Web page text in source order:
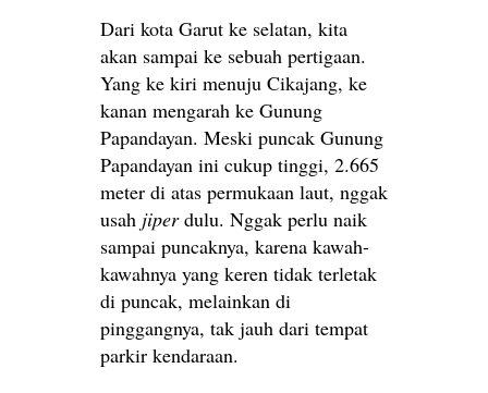
Dari kota Garut ke selatan, kita
akan sampai ke sebuah pertigaan.
Yang ke kiri menuju Cikajang, ke
kanan mengarah ke Gunung
Papandayan. Meski puncak Gunung
Papandayan ini cukup tinggi, 2.665
meter di atas permukaan laut, nggak
usah jiperdulu. Nggak perlu naik
sampai puncaknya, karena kawah-
kawahnya yang keren tidak terletak
di puncak, melainkan di
pinggangnya, tak jauh dari tempat
parkir kendaraan.